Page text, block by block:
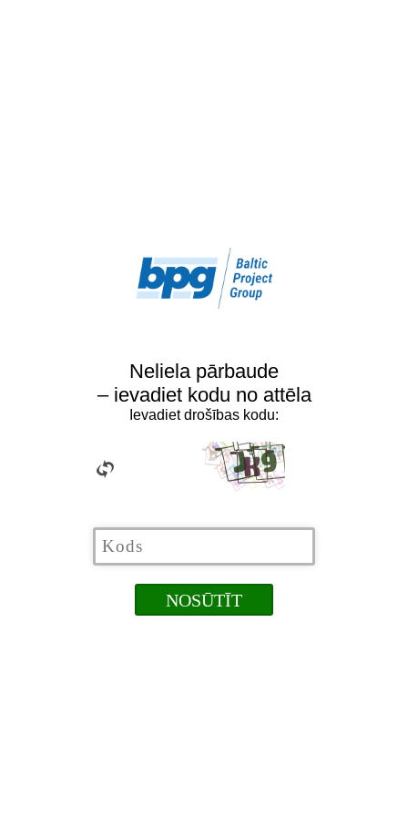
Neliela pārbaude
– ievadiet kodu no attēla
Ievadiet drošības kodu: